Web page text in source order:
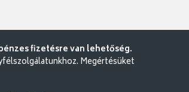
fizetésre van lehetőség.
Megértésüket